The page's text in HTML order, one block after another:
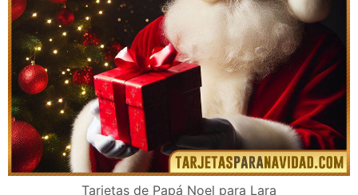
Tarjetas de Papá Noel para Lara